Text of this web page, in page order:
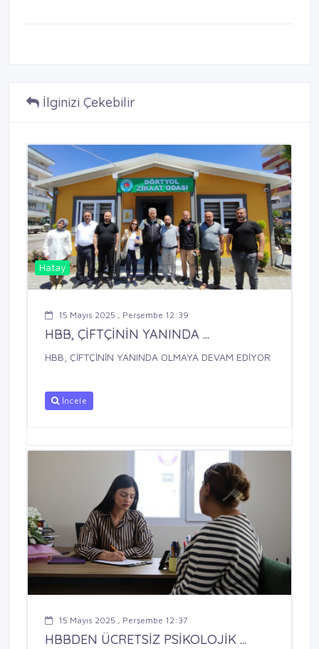
İlginizi Çekebilir
Hatay
15 Mayıs 2025 , Perşembe 12:39
HBB, ÇİFTÇİNİN YANINDA ...
HBB, ÇİFTÇİNİN YANINDA OLMAYA DEVAM EDİYOR
İncele
15 Mayıs 2025 , Perşembe 12:37
HBBDEN ÜCRETSİZ PSİKOLOJİK ...